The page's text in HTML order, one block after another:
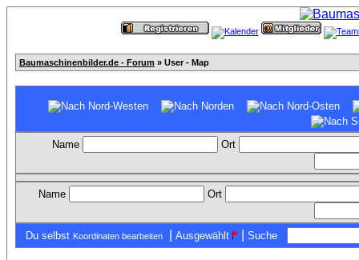
Baumaschinenbilder.de - Forum » User - Map
Name Ort
Name Ort
Du selbst Koordinaten bearbeiten Ausgewählt | Suche